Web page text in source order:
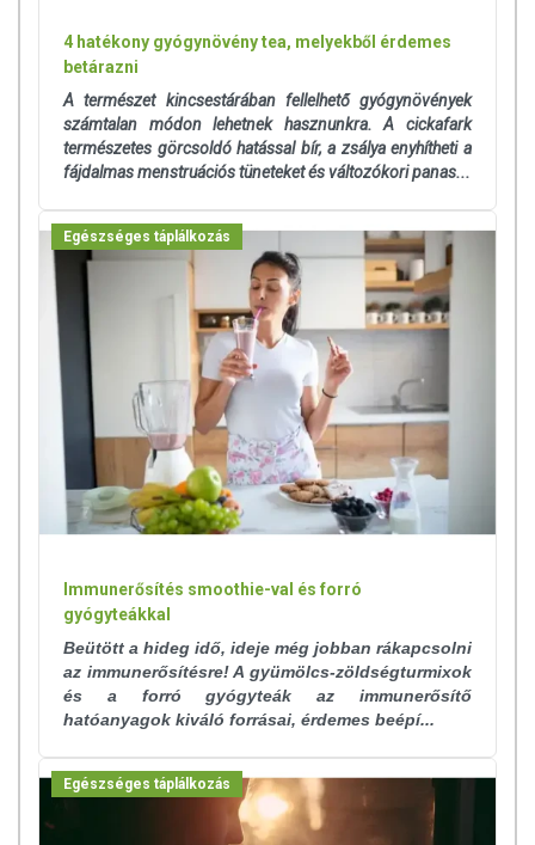
4 hatékony gyógynövény tea, melyekből érdemes
betárazni
A természet kincsestárában fellelhető gyógynövények
számtalan módon lehetnek hasznunkra. A cickafark
természetes görcsoldó hatással bír, a zsálya enyhítheti a
fájdalmas menstruációs tüneteket és változókori panas...
Egészséges táplálkozás
Immunerősítés smoothie-val és forró
gyógyteákkal
Beütött a hideg idő, ideje még jobban rákapcsolni
az immunerősítésre! A gyümölcs-zöldségturmixok
és a forró gyógyteák az immunerősítő
hatóanyagok kiváló forrásai, érdemes beépí...
Egészséges táplálkozás